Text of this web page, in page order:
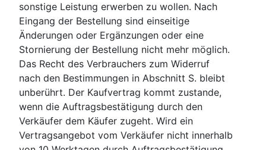
sonstige Leistung erwerben zu wollen. Nach
Eingang der Bestellung sind einseitige
Änderungen oder Ergänzungen oder eine
Stornierung der Bestellung nicht mehr möglich.
Das Recht des Verbrauchers zum Widerruf
nach den Bestimmungen in Abschnitt S. bleibt
unberührt. Der Kaufvertrag kommt zustande,
wenn die Auftragsbestätigung durch den
Verkäufer dem Käufer zugeht. Wird ein
Vertragsangebot vom Verkäufer nicht innerhalb